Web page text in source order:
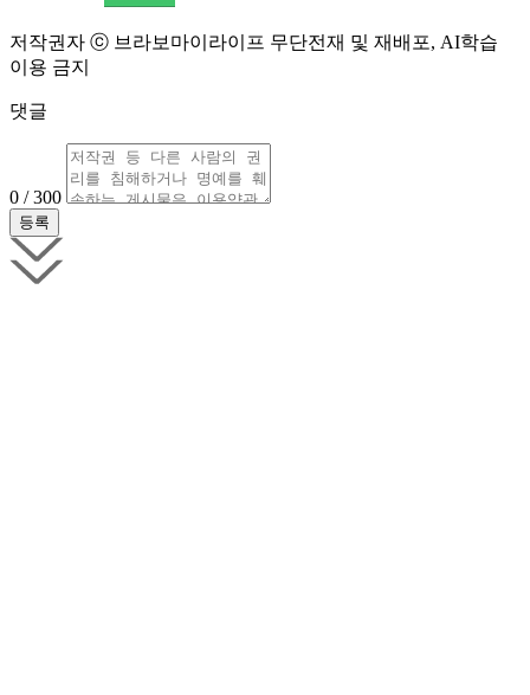
저작권자 ⓒ 브라보마이라이프 무단전재 및 재배포, AI학습
이용 금지
댓글
0 / 300